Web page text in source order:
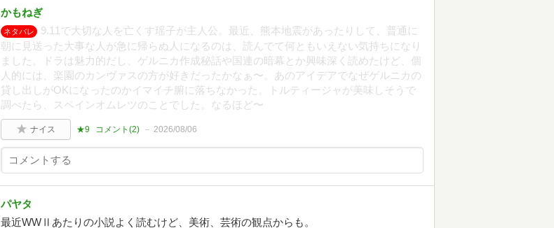
かもねぎ
ネタバレ
9.11で大切な人を亡くす瑶子が主人公。最近、熊本地震があったりして、普通に
朝に見送った大事な人が急に帰らぬ人になるのは、読んでて何ともいえない気持ちになり
ました。ドラは魅力的だし、ゲルニカ作成秘話や国連の暗幕とか興味深く読めたけど、個
人的には、楽園のカンヴァスの方が好きだったかなぁ〜。あのアイデアでなぜゲルニカの
貸し出しがOKになったのかイマイチ腑に落ちなかった。トルティージャが美味しそうで
調べたら、スペインオムレツのことでした。なるほど〜
ナイス ★9 コメント(2) 2026/08/06
パヤタ
最近WWⅡあたりの小説よく読むけど、美術、芸術の観点からも。